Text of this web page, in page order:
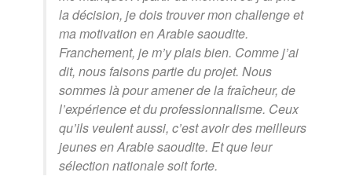
la décision, je dois trouver mon challenge et
ma motivation en Arabie saoudite.
Franchement, je m’y plais bien. Comme j’ai
dit, nous faisons partie du projet. Nous
sommes là pour amener de la fraîcheur, de
l’expérience et du professionnalisme. Ceux
qu’ils veulent aussi, c’est avoir des meilleurs
jeunes en Arabie saoudite. Et que leur
sélection nationale soit forte.